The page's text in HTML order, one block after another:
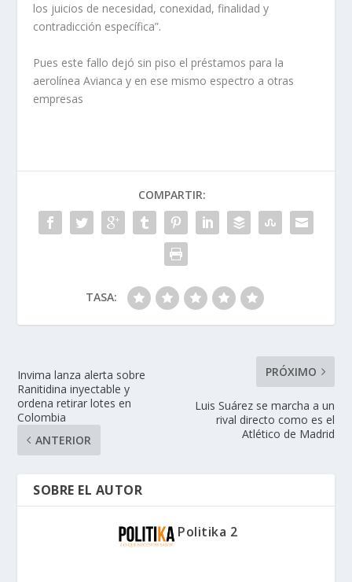
los juicios de necesidad, conexidad, finalidad y
contradicción específica”.
Pues este fallo dejó sin piso el préstamos para la
aerolínea Avianca y en ese mismo espectro a otras
empresas
COMPARTIR:
TASA:
Invima lanza alerta sobre
Ranitidina inyectable y
ordena retirar lotes en
Colombia
ANTERIOR
PRÓXIMO
Luis Suárez se marcha a un
rival directo como es el
Atlético de Madrid
SOBRE EL AUTOR
Politika 2